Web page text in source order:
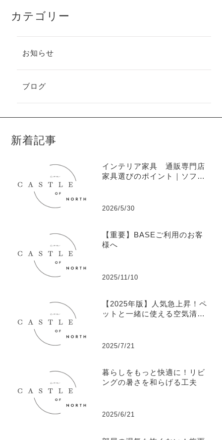
カテゴリー
お知らせ
ブログ
新着記事
インテリア家具 通販専門店
家具選びのポイント｜ソフ
2026/5/30
【重要】BASEご利用のお客
様へ
2025/11/10
【2025年版】人気急上昇！ペ
ットと一緒に使える空気清浄
2025/7/21
暮らしをもっと快適に！リビ
ングの暑さを和らげる工夫
2025/6/21